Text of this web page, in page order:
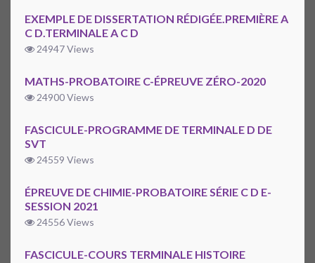
EXEMPLE DE DISSERTATION RÉDIGÉE.PREMIÈRE A
C D.TERMINALE A C D
24947 Views
MATHS-PROBATOIRE C-ÉPREUVE ZÉRO-2020
24900 Views
FASCICULE-PROGRAMME DE TERMINALE D DE
SVT
24559 Views
ÉPREUVE DE CHIMIE-PROBATOIRE SÉRIE C D E-
SESSION 2021
24556 Views
FASCICULE-COURS TERMINALE HISTOIRE